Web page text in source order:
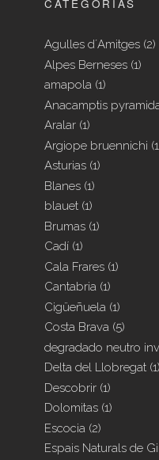
CATEGORÍAS
Agulles d´Amitges (2)
Alpes Berneses (1)
amapola (1)
Anacamptis
Aralar (1)
Argiope bruennichi
Asturias (1)
Blanes (1)
blauet (1)
Brumas (1)
Cadí (1)
Cala Frares (1)
Cantabria (1)
Cigüeñuela (1)
Costa Brava (5)
degradado neutro
Delta del Llobregat (1)
Descobrir (1)
Dolomitas (1)
Escocia (2)
Espais Naturals de